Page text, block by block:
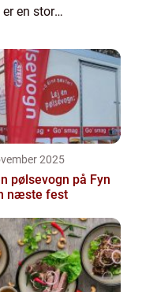
en stor
s...
2025
pølsevogn på Fyn
næste fest